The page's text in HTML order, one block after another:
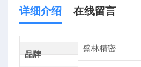
详细介绍 在线留言
品牌
盛林精密